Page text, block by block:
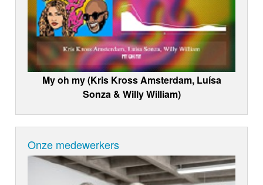
My oh my (Kris Kross Amsterdam, Luísa
Sonza & Willy William)
Onze medewerkers